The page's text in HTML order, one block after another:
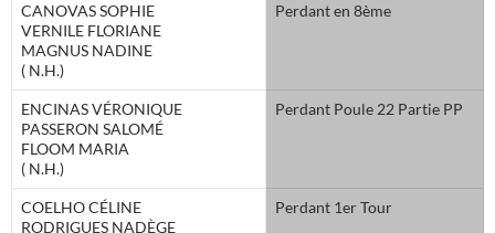
CANOVAS SOPHIE
VERNILE FLORIANE
MAGNUS NADINE
( N.H.)
Perdant en 8ème
ENCINAS VÉRONIQUE
PASSERON SALOMÉ
FLOOM MARIA
( N.H.)
Perdant Poule 22 Partie PP
COELHO CÉLINE
RODRIGUES NADÈGE
Perdant 1er Tour